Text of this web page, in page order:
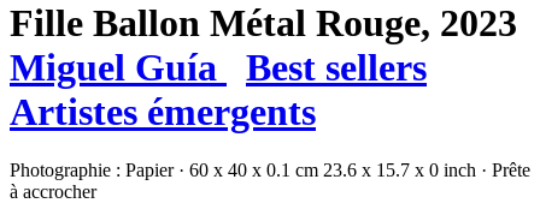
Fille Ballon Métal Rouge, 2023
Miguel Guía
Best sellers
Artistes émergents
Photographie : Papier · 60 x 40 x 0.1 cm 23.6 x 15.7 x 0 inch · Prête
à accrocher